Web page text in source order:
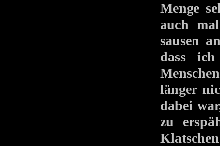
Menge
auch
sausen
dass
länger
dabei
zu